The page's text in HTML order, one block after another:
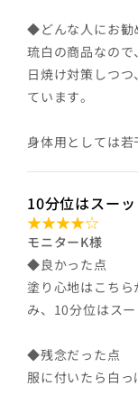
◆どんな人にお勧
琉白の商品なので
日焼け対策しつ
ています。
身体用としては若
10分位はスー
モニターK様
◆良かった点
塗り心地はこち
み、10分位はス
◆残念だった点
服に付いたら白